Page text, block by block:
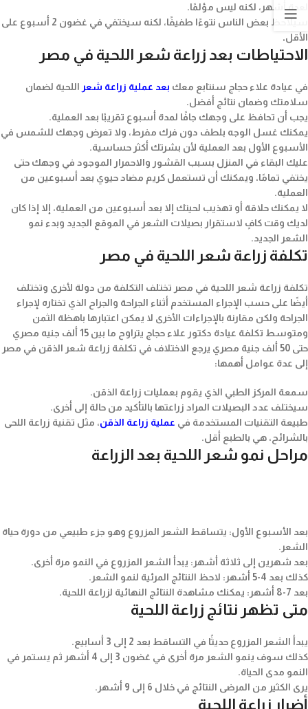
لعدة أشهر، لكنه ليس مؤلمًا.
سيلاحظ بعض الناس نتوءًا طفيفًا، لكنه سيختفي في غضون 2 أسبوع على
الأقل.
الاحتياطات بعد زراعة شعر اللحية في مصر
في عيادة علاء حجاج سنتابع معك بعد عملية زراعة شعر اللحية لضمان
سلامتك وضمان نتائج أفضل.
يجب أن تحافظ على وجهك جافًا لمدة أسبوع تقريبًا بعد العملية.
يمكنك غسل الوجه بلطف دون فرك مفرط، ولا تعرض وجهك للشمس في
الأسبوع الأول بعد العملية لأن بشرتك أكثر حساسية.
عليك البقاء في المنزل بسبب القشور والاحمرار الموجود في وجهك حتى
يختفي تمامًا، ويمكنك أن تستعمل كريم مضاد حيوي بعد أسبوعين من
العملية.
لا يمكنك حلاقة أو تهذيب لحيتك إلا بعد أسبوعين من العملية، إلا إذا كان
لديك وقت كافٍ لاستقرار بصيلات الشعر في الموقع الجديد وبدء نمو
الشعر الجديد.
تكلفة زراعة شعر اللحية في مصر
تكلفة زراعة شعر اللحية في مصر تختلف التكلفة من دولة لأخرى وتختلف
أيضًا على حسب الإجراء المستخدم أثناء الجراحة والجراح الذي تختاره لإجراء
الجراحة ولكن مقارنة بالإجراءات الأخرى لا يمكن اعتبارها باهظة الثمن
ومتوسط ​​تكلفة عيادة دكتور علاء حجاج يتراوح ما بين 15 ألف جنيه مصري
حتى 50 ألف جنية مصري يرجع الاختلاف في تكلفة زراعة شعر الذقن في مصر
إلى عدة عوامل أهمها:
سمعة المركز الطبي الذي يقوم بعمليات زراعة الذقن.
سيختلف عدد البصيلات المراد زراعتها بالتأكيد من حالة إلى أخرى.
طبيعة التقنيات المستخدمة في عملية زراعة الذقن، مثل تقنية زراعة اللحى
بالشرائح، هي بالطبع أقل.
مراحل نمو شعر اللحية بعد الزراعة
بعد الأسبوع الأول: يتساقط الشعر المزروع وهو جزء طبيعي من دورة حياة
الشعر.
بعد شهرين إلى ثلاثة أشهر: يبدأ الشعر المزروع في النمو مرة أخرى.
كذلك بعد 4-5 أشهر: لاحظ النتائج المرئية لنمو الشعر.
بعد 7-8 أشهر: يمكنك مشاهدة النتائج النهائية لزراعة اللحية.
متى تظهر نتائج زراعة اللحية
يبدأ الشعر المزروع حديثًا في التساقط بعد 2 إلى 3 أسابيع.
كذلك سوف ينمو الشعر مرة أخرى في غضون 3 إلى 4 أشهر ثم يستمر في
النمو مدى الحياة.
يرى الكثير من المرضى النتائج في خلال 6 إلى 9 أشهر.
أضرار زراعة اللحية